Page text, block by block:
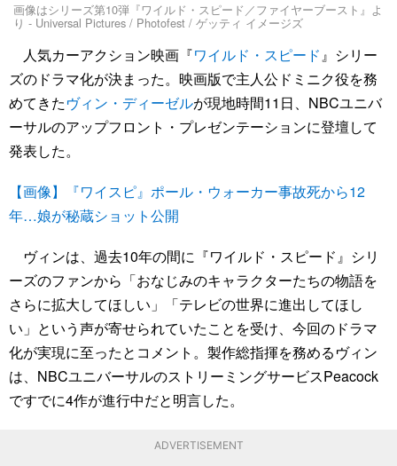
画像はシリーズ第10弾『ワイルド・スピード／ファイヤーブースト』よ
り - Universal Pictures / Photofest / ゲッティ イメージズ
人気カーアクション映画『ワイルド・スピード』シリー
ズのドラマ化が決まった。映画版で主人公ドミニク役を務
めてきたヴィン・ディーゼルが現地時間11日、NBCユニバ
ーサルのアップフロント・プレゼンテーションに登壇して
発表した。
【画像】『ワイスピ』ポール・ウォーカー事故死から12
年…娘が秘蔵ショット公開
ヴィンは、過去10年の間に『ワイルド・スピード』シリ
ーズのファンから「おなじみのキャラクターたちの物語を
さらに拡大してほしい」「テレビの世界に進出してほし
い」という声が寄せられていたことを受け、今回のドラマ
化が実現に至ったとコメント。製作総指揮を務めるヴィン
は、NBCユニバーサルのストリーミングサービスPeacock
ですでに4作が進行中だと明言した。
ADVERTISEMENT